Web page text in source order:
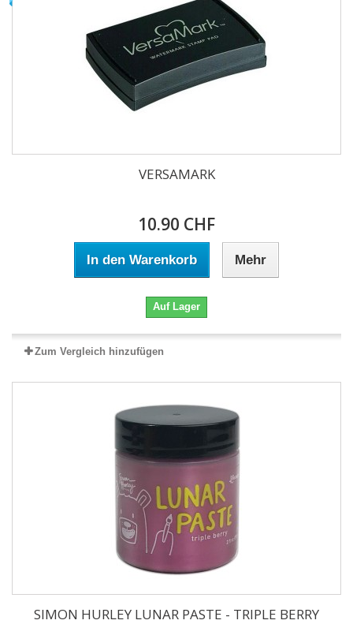
VERSAMARK
10.90 CHF
In den Warenkorb Mehr
Auf Lager
Zum Vergleich hinzufügen
SIMON HURLEY LUNAR PASTE - TRIPLE BERRY